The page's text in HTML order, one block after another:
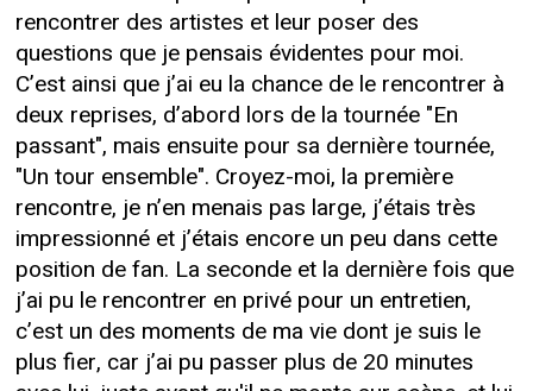
rencontrer des artistes et leur poser des
questions que je pensais évidentes pour moi.
C’est ainsi que j’ai eu la chance de le rencontrer à
deux reprises, d’abord lors de la tournée "En
passant", mais ensuite pour sa dernière tournée,
"Un tour ensemble". Croyez-moi, la première
rencontre, je n’en menais pas large, j’étais très
impressionné et j’étais encore un peu dans cette
position de fan. La seconde et la dernière fois que
j’ai pu le rencontrer en privé pour un entretien,
c’est un des moments de ma vie dont je suis le
plus fier, car j’ai pu passer plus de 20 minutes